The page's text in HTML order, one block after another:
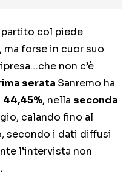
col piede
forse in cuor suo
non c’è
serata Sanremo ha
44,45%, nella seconda
calando fino al
secondo i dati diffusi
l’intervista non
.